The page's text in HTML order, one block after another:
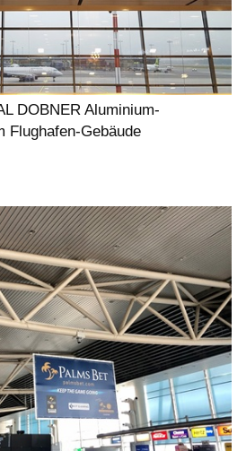
DOBNER Aluminium-
Flughafen-Gebäude